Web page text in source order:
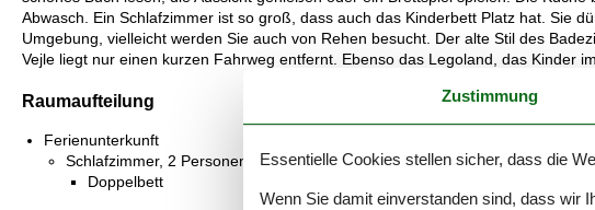
Abwasch. Ein Schlafzimmer ist so groß, dass auch das Kinderbett Platz hat. Sie
Umgebung, vielleicht werden Sie auch von Rehen besucht. Der alte Stil des
Vejle liegt nur einen kurzen Fahrweg entfernt. Ebenso das Legoland, das Kinder
Raumaufteilung
Ferienunterkunft
Schlafzimmer, 2 Personen
Doppelbett
Zustimmung
Essentielle Cookies stellen sicher, dass die
Wenn Sie damit einverstanden sind, dass wir